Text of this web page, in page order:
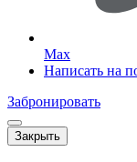
Max
Написать на
Забронировать
Закрыть